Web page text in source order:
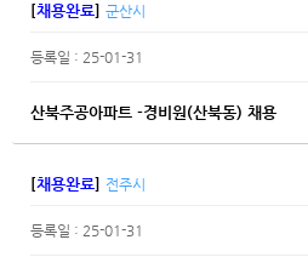
[채용완료] 군산시
등록일 : 25-01-31
산북주공아파트 -경비원(산북동) 채용
[채용완료] 전주시
등록일 : 25-01-31